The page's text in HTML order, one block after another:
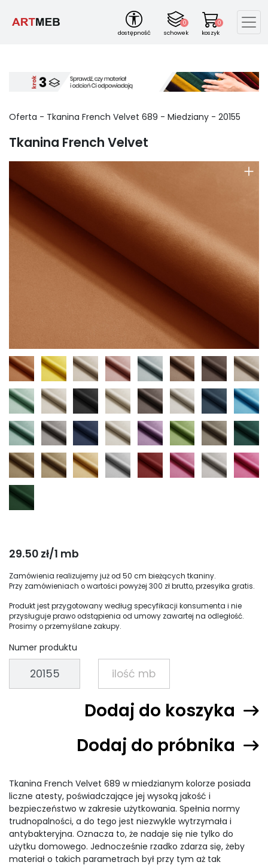
dostępność
0
schowek
0
koszyk
Oferta - Tkanina French Velvet 689 - Miedziany - 20155
Tkanina French Velvet
+
29.50 zł/1 mb
Zamówienia realizujemy już od 50 cm bieżących tkaniny.
Przy zamówieniach o wartości powyżej 300 zł brutto, przesyłka gratis.
Produkt jest przygotowany według specyfikacji konsumenta i nie
przysługuje prawo odstąpienia od umowy zawartej na odległość.
Prosimy o przemyślane zakupy.
Numer produktu
Dodaj do koszyka
Dodaj do próbnika
Tkanina French Velvet 689 w miedzianym kolorze posiada
liczne atesty, poświadczające jej wysoką jakość i
bezpieczeństwo w zakresie użytkowania. Spełnia normy
trudnopalności, a do tego jest niezwykle wytrzymała i
antybakteryjna. Oznacza to, że nadaje się nie tylko do
użytku domowego. Jednocześnie rzadko zdarza się, żeby
materiał o takich parametrach był przy tym aż tak